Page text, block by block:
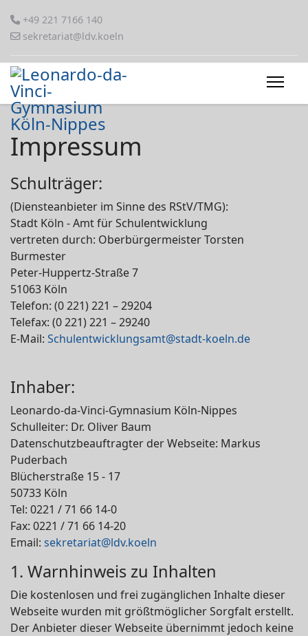
+49 221 7166 140
sekretariat@ldv.koeln
Impressum
Schulträger:
(Diensteanbieter im Sinne des RStV/TMG):
Stadt Köln - Amt für Schulentwicklung
vertreten durch: Oberbürgermeister Torsten
Burmester
Peter-Huppertz-Straße 7
51063 Köln
Telefon: (0 221) 221 – 29204
Telefax: (0 221) 221 – 29240
E-Mail: Schulentwicklungsamt@stadt-koeln.de
Inhaber:
Leonardo-da-Vinci-Gymnasium Köln-Nippes
Schulleiter: Dr. Oliver Baum
Datenschutzbeauftragter der Webseite: Markus
Puderbach
Blücherstraße 15 - 17
50733 Köln
Tel: 0221 / 71 66 14-0
Fax: 0221 / 71 66 14-20
Email: sekretariat@ldv.koeln
1. Warnhinweis zu Inhalten
Die kostenlosen und frei zugänglichen Inhalte dieser
Webseite wurden mit größtmöglicher Sorgfalt erstellt.
Der Anbieter dieser Webseite übernimmt jedoch keine